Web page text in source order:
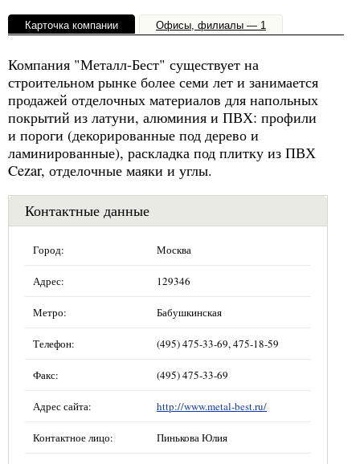
Карточка компании Офисы, филиалы — 1
Компания "Металл-Бест" существует на
строительном рынке более семи лет и занимается
продажей отделочных материалов для напольных
покрытий из латуни, алюминия и ПВХ: профили
и пороги (декорированные под дерево и
ламинированные), раскладка под плитку из ПВХ
Cezar, отделочные маяки и углы.
Контактные данные
Город: Москва
Адрес: 129346
Метро: Бабушкинская
Телефон: (495) 475-33-69, 475-18-59
Факс: (495) 475-33-69
Адрес сайта: http://www.metal-best.ru/
Контактное лицо: Пинькова Юлия